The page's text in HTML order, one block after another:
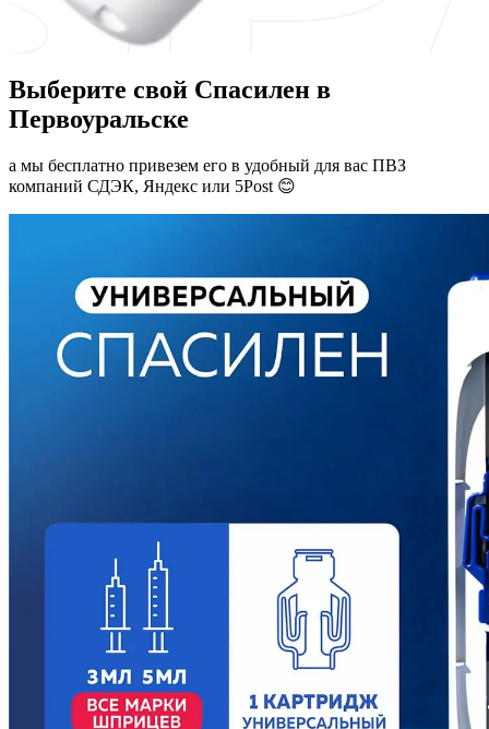
Выберите свой Спасилен в
Первоуральске
а мы бесплатно привезем его в удобный для вас ПВЗ
компаний СДЭК, Яндекс или 5Post 😊